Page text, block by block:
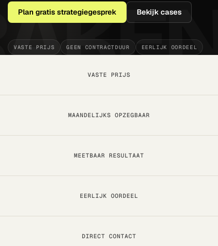
Klaviyo · HubSpot · e-mail flows
SEO
Rapportage & Tracking
Plan gratis strategiegesprek Bekijk cases
VASTE PRIJS GEEN CONTRACTDUUR EERLIJK OORDEEL
VASTE PRIJS
MAANDELIJKS OPZEGBAAR
MEETBAAR RESULTAAT
EERLIJK OORDEEL
DIRECT CONTACT